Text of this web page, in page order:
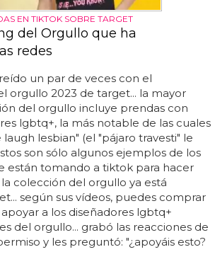
EN TIKTOK SOBRE TARGET
del Orgullo que ha
redes
un par de veces con el
orgullo 2023 de target... la mayor
del orgullo incluye prendas con
lgbtq+, la más notable de las cuales
laugh lesbian" (el "pájaro travesti" le
son sólo algunos ejemplos de los
están tomando a tiktok para hacer
colección del orgullo ya está
según sus vídeos, puedes comprar
a los diseñadores lgbtq+
del orgullo... grabó las reacciones de
y les preguntó: "¿apoyáis esto?